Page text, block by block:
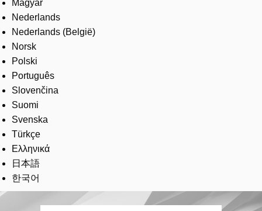
Magyar
Nederlands
Nederlands (België)
Norsk
Polski
Português
Slovenčina
Suomi
Svenska
Türkçe
Ελληνικά
日本語
한국어